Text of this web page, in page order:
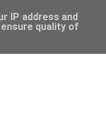
IP address and
quality of